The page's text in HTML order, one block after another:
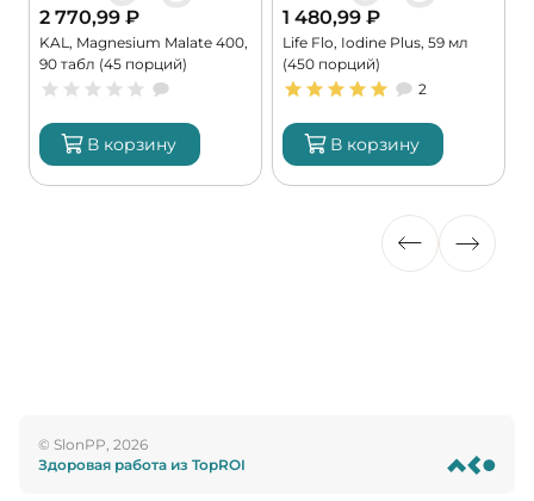
2 770,99 ₽
KAL, Magnesium Malate 400,
90 табл (45 порций)
В корзину
1 480,99 ₽
Life Flo, Iodine Plus, 59 мл
(450 порций)
2
В корзину
© SlonPP, 2026
Здоровая работа из TopROI